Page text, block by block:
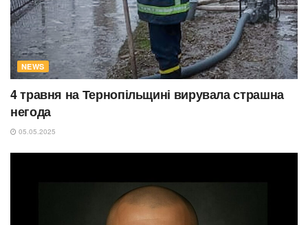
NEWS
4 травня на Тернопільщині вирувала страшна
негода
05.05.2025